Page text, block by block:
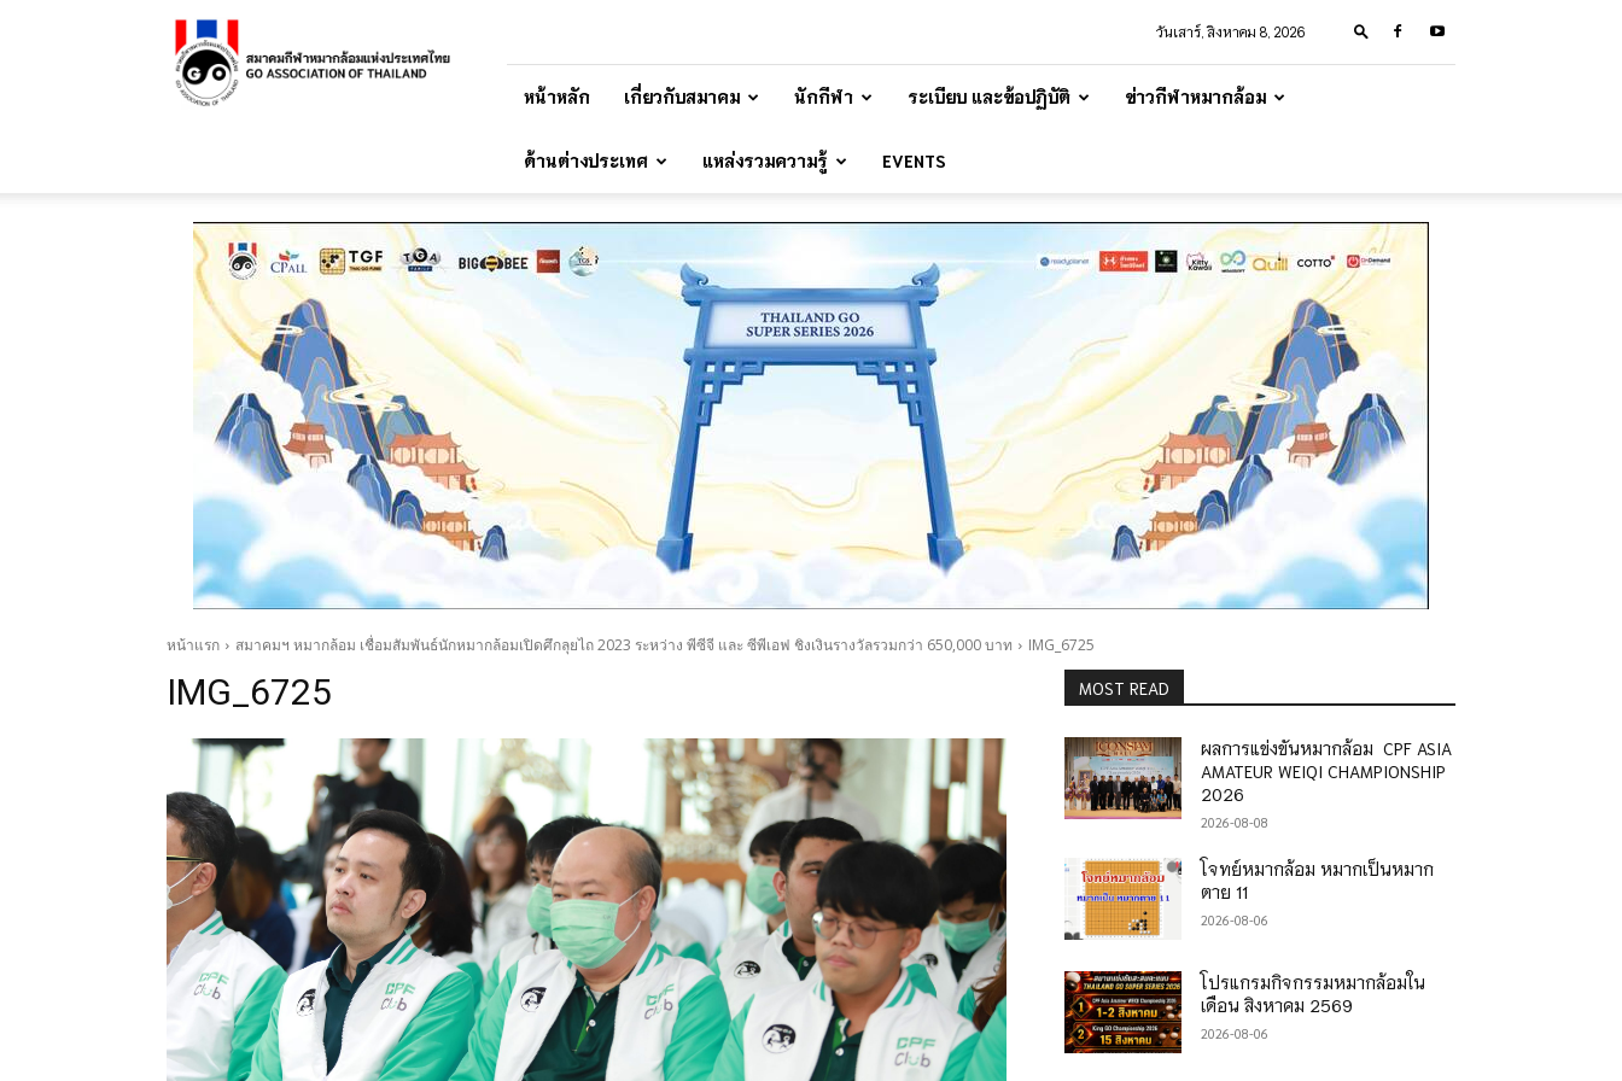
สมาคม
กีฬา
หมาก
ล้อม
วันเสาร์, สิงหาคม 8, 2026
หน้าหลัก เกี่ยวกับสมาคม นักกีฬา ระเบียบ และข้อปฏิบัติ ข่าวกีฬาหมากล้อม
ด้านต่างประเทศ แหล่งรวมความรู้ EVENTS
หน้าแรก สมาคมฯ หมากล้อม เชื่อมสัมพันธ์นักหมากล้อมเปิดศึกลุยไถ 2023 ระหว่าง พีซีจี และ ซีพีเอฟ ชิงเงินรางวัลรวมกว่า 650,000 บาท IMG_6725
IMG_6725 MOST READ
ผลการแข่งขันหมากล้อม CPF ASIA
AMATEUR WEIQI CHAMPIONSHIP
2026
2026-08-08
โจทย์หมากล้อม หมากเป็นหมาก
ตาย 11
2026-08-06
โปรแกรมกิจกรรมหมากล้อมใน
เดือน สิงหาคม 2569
2026-08-06